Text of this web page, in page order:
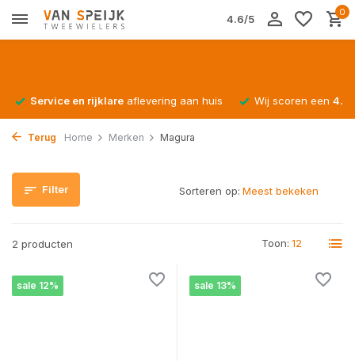
4.6/5
0
Service en rijklare aflevering aan huis Wij scoren een
Terug Home Merken Magura
Filter
2 producten Toon:
Sorteren op:
sale 12% sale 13%